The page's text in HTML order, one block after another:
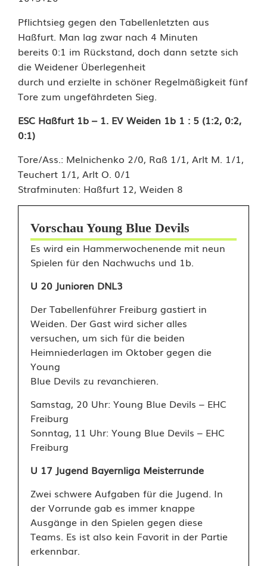
Pflichtsieg gegen den Tabellenletzten aus
Haßfurt. Man lag zwar nach 4 Minuten
bereits 0:1 im Rückstand, doch dann setzte sich
die Weidener Überlegenheit
durch und erzielte in schöner Regelmäßigkeit fünf
Tore zum ungefährdeten Sieg.
ESC Haßfurt 1b – 1. EV Weiden 1b 1 : 5 (1:2, 0:2,
0:1)
Tore/Ass.: Melnichenko 2/0, Raß 1/1, Arlt M. 1/1,
Teuchert 1/1, Arlt O. 0/1
Strafminuten: Haßfurt 12, Weiden 8
Vorschau Young Blue Devils
Es wird ein Hammerwochenende mit neun
Spielen für den Nachwuchs und 1b.
U 20 Junioren DNL3
Der Tabellenführer Freiburg gastiert in
Weiden. Der Gast wird sicher alles
versuchen, um sich für die beiden
Heimniederlagen im Oktober gegen die
Young
Blue Devils zu revanchieren.
Samstag, 20 Uhr: Young Blue Devils – EHC
Freiburg
Sonntag, 11 Uhr: Young Blue Devils – EHC
Freiburg
U 17 Jugend Bayernliga Meisterrunde
Zwei schwere Aufgaben für die Jugend. In
der Vorrunde gab es immer knappe
Ausgänge in den Spielen gegen diese
Teams. Es ist also kein Favorit in der Partie
erkennbar.